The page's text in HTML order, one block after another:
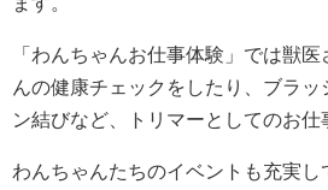
「わんちゃんお仕事体験」では獣
んの健康チェックをしたり、ブラ
ン結びなど、トリマーとしてのお仕
わんちゃんたちのイベントも充実し